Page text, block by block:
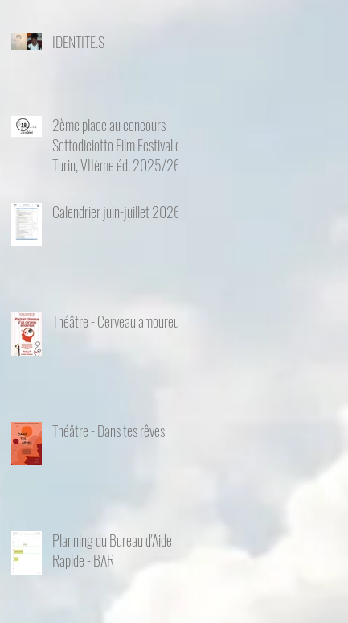
IDENTITE.S
2ème place au concours
Sottodiciotto Film Festival de
Turin, VIIème éd. 2025/26
Calendrier juin-juillet 2026
Théâtre - Cerveau amoureux
Théâtre - Dans tes rêves
Planning du Bureau d'Aide
Rapide - BAR